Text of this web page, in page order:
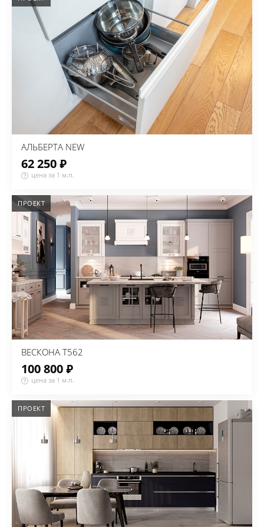
АЛЬБЕРТА NEW
62 250 ₽
цена за 1 м.п.
ПРОЕКТ
ВЕСКОНА Т562
100 800 ₽
цена за 1 м.п.
ПРОЕКТ